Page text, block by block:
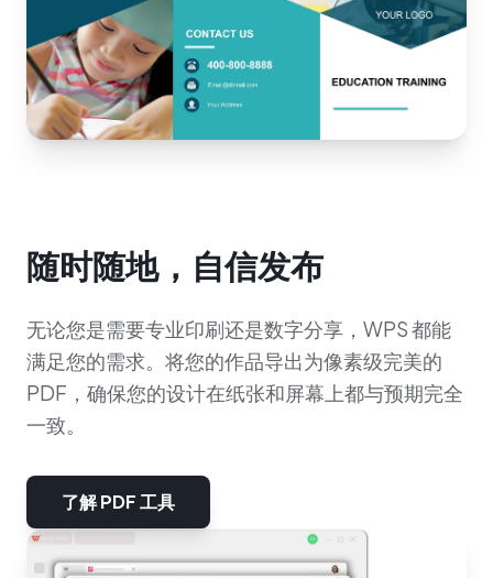
随时随地，自信发布
无论您是需要专业印刷还是数字分享，WPS 都能
满足您的需求。将您的作品导出为像素级完美的
PDF，确保您的设计在纸张和屏幕上都与预期完全
一致。
了解 PDF 工具